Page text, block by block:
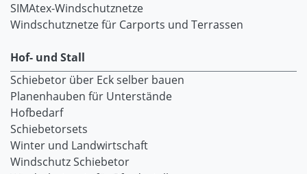
SIMAtex-Windschutznetze
Windschutznetze für Carports und Terrassen
Hof- und Stall
Schiebetor über Eck selber bauen
Planenhauben für Unterstände
Hofbedarf
Schiebetorsets
Winter und Landwirtschaft
Windschutz Schiebetor